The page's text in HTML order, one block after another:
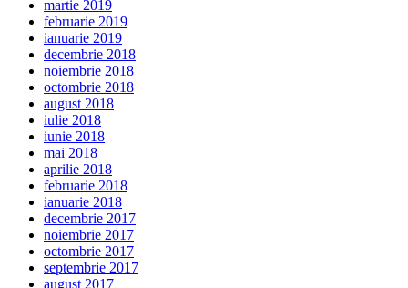
martie 2019
februarie 2019
ianuarie 2019
decembrie 2018
noiembrie 2018
octombrie 2018
august 2018
iulie 2018
iunie 2018
mai 2018
aprilie 2018
februarie 2018
ianuarie 2018
decembrie 2017
noiembrie 2017
octombrie 2017
septembrie 2017
august 2017